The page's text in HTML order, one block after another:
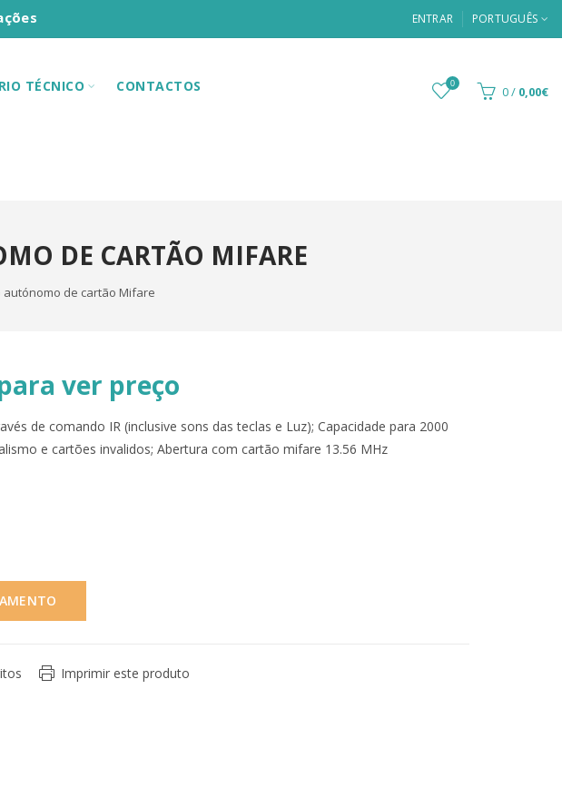
ENTRAR PORTUGUÊS
TÉCNICO CONTACTOS 0 0/ 0,00€
DE CARTÃO MIFARE
autónomo de cartão Mifare
ver preço
de comando IR (inclusive sons das teclas e Luz); Capacidade para 2000
e cartões invalidos; Abertura com cartão mifare 13.56 MHz
Imprimir este produto